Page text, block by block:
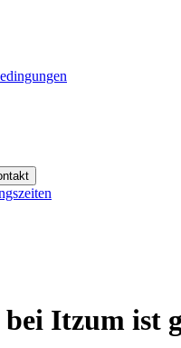
Itzum ist